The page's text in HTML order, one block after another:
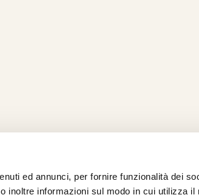
ed annunci, per fornire funzionalità dei
inoltre informazioni sul modo in cui utilizza il
PROPOSTE
BIKE LAB